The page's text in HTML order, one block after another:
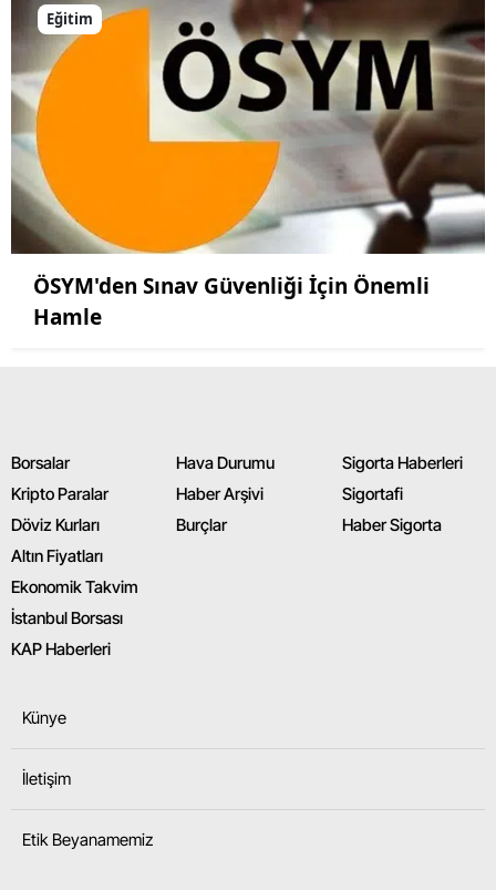
Eğitim
ÖSYM'den Sınav Güvenliği İçin Önemli
Hamle
Borsalar
Kripto Paralar
Döviz Kurları
Altın Fiyatları
Ekonomik Takvim
İstanbul Borsası
KAP Haberleri
Hava Durumu
Haber Arşivi
Burçlar
Sigorta Haberleri
Sigortafi
Haber Sigorta
Künye
İletişim
Etik Beyanamemiz